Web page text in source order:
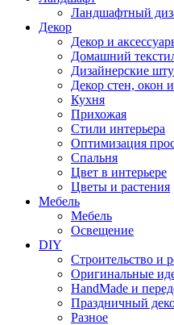
Ландшафтный
Декор
Декор и
Домашний
Дизайнерские
Декор стен, окон
Кухня
Прихожая
Стили интерьера
Оптимизация
Спальня
Цвет в интерьере
Цветы и растения
Мебель
Мебель
Освещение
DIY
Строительство и
Оригинальные
HandMade и
Праздничный
Разное